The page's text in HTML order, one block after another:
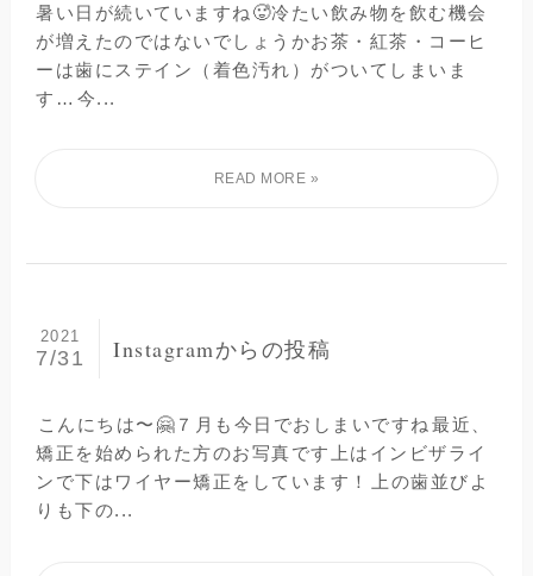
暑い日が続いていますね🥵️冷たい飲み物を飲む機会
が増えたのではないでしょうかお茶・紅茶・コーヒ
ーは歯にステイン（着色汚れ）がついてしまいま
す…⁡今...
Instagramからの投稿
2021
7/31
⁡こんにちは〜🤗７月も今日でおしまいですね⁡最近、
矯正を始められた方のお写真です上はインビザライ
ンで下はワイヤー矯正をしています！⁡上の歯並びよ
りも下の...